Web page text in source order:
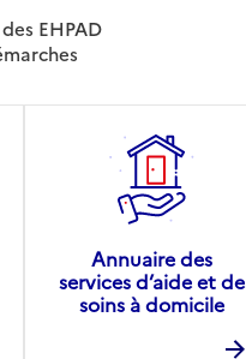
EHPAD
Annuaire des
services d’aide et de
soins à domicile